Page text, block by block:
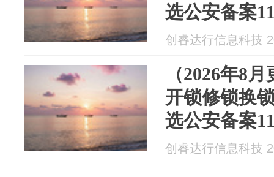
选公安备案
全资质连锁
创睿达行信息科技
（2026年8
开锁修锁换
选公安备案
全资质连锁
创睿达行信息科技